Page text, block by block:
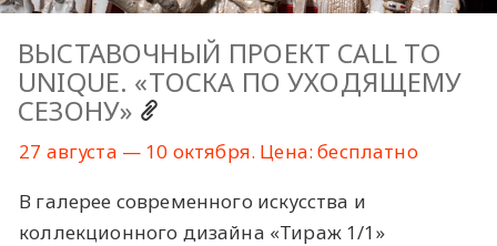
ВЫСТАВОЧНЫЙ ПРОЕКТ CALL TO
UNIQUE. «ТОСКА ПО УХОДЯЩЕМУ
СЕЗОНУ»
27 августа — 10 октября. Цена: бесплатно
В галерее современного искусства и
коллекционного дизайна «Тираж 1/1»